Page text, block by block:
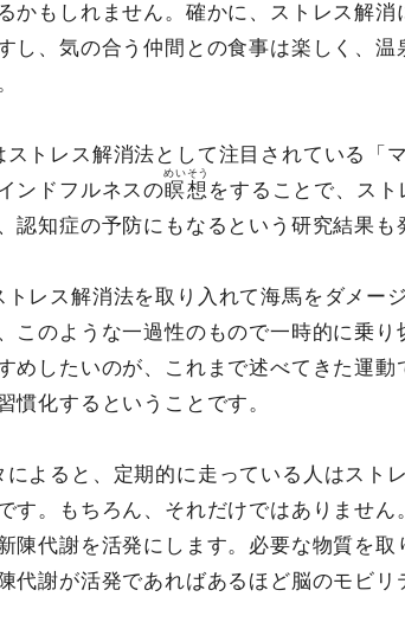
かもしれません。確かに、ストレス解
し、気の合う仲間との食事は楽しく、温
ストレス解消法として注目されている「
ンドフルネスの瞑想
めいそう
をすることで、ス
認知症の予防にもなるという研究結果も
トレス解消法を取り入れて海馬をダメー
このような一過性のもので一時的に乗
めしたいのが、これまで述べてきた運
慣化するということです。
によると、定期的に走っている人はスト
す。もちろん、それだけではありません
陳代謝を活発にします。必要な物質を
代謝が活発であればあるほど脳のモビ